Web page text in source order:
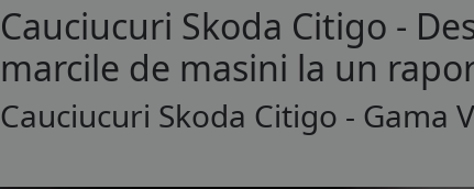
Cauciucuri Skoda Citigo -
marcile de masini la un
Cauciucuri Skoda Citigo - Gama